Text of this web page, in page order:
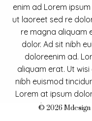
enim ad Lorem
ut laoreet sed re
re magna aliquam
dolor. Ad sit nibh
doloreenim ad.
aliquam erat. Ut
nibh euismod
Lorem at ipsum
enim ad Lorem
© 2026 Mdesign